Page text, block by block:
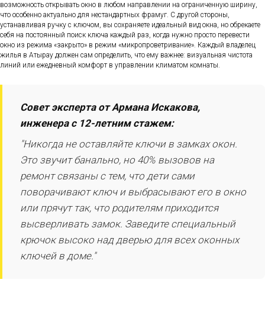
возможность открывать окно в любом направлении на ограниченную ширину,
что особенно актуально для нестандартных фрамуг. С другой стороны,
устанавливая ручку с ключом, вы сохраняете идеальный вид окна, но обрекаете
себя на постоянный поиск ключа каждый раз, когда нужно просто перевести
окно из режима «закрыто» в режим «микропроветривание». Каждый владелец
жилья в Атырау должен сам определить, что ему важнее: визуальная чистота
линий или ежедневный комфорт в управлении климатом комнаты.
Совет эксперта от Армана Искакова,
инженера с 12-летним стажем:
"Никогда не оставляйте ключи в замках окон.
Это звучит банально, но 40% вызовов на
ремонт связаны с тем, что дети сами
поворачивают ключ и выбрасывают его в окно
или прячут так, что родителям приходится
высверливать замок. Заведите специальный
крючок высоко над дверью для всех оконных
ключей в доме."